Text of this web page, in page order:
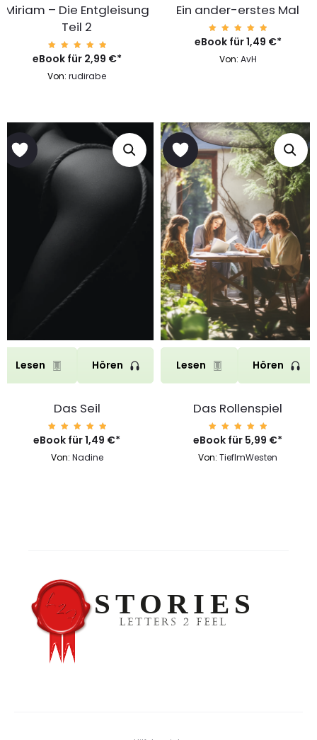
Miriam – Die Entgleisung
Teil 2
Bewerte
t mit
von 5
eBook für 2,99 €*
Von:rudirabe
Ein ander-erstes Mal
Bewerte
t mit
von 5
eBook für1,49 €*
Von: AvH
Lesen Hören
Das Seil
Bewerte
t mit
von 5
eBook für1,49 €*
Von: Nadine
Lesen Hören
Das Rollenspiel
Bewerte
t mit
von 5
eBook für 5,99 €*
Von:TiefImWesten